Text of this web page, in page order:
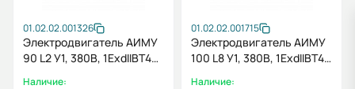
01.02.02.001326
Электродвигатель АИМУ
90 L2 У1, 380В, 1ExdIIBT4
Наличие:
01.02.02.001715
Электродвигатель АИМУ
100 L8 У1, 380В, 1ExdIIBT4
Наличие: